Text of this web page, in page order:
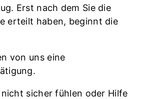
Erst nach dem Sie die
erteilt haben, beginnt die
von uns eine
nicht sicher fühlen oder Hilfe